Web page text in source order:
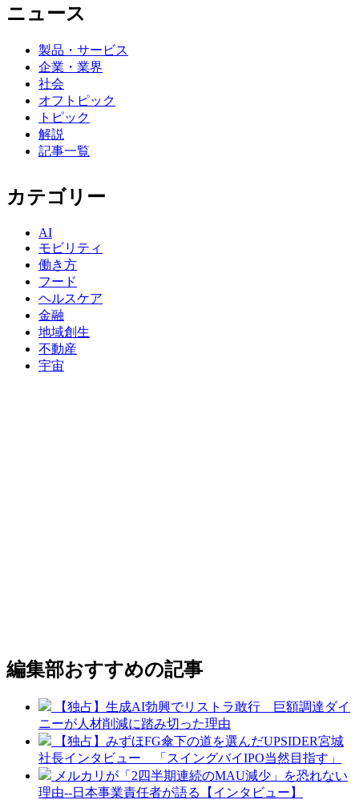
ニュース
製品・サービス
企業・業界
社会
オフトピック
トピック
解説
記事一覧
カテゴリー
AI
モビリティ
働き方
フード
ヘルスケア
金融
地域創生
不動産
宇宙
編集部おすすめの記事
【独占】生成AI勃興でリストラ敢行 巨額調達ダイ
ニーが人材削減に踏み切った理由
【独占】みずほFG傘下の道を選んだUPSIDER宮城
社長インタビュー 「スイングバイIPO当然目指す」
メルカリが「2四半期連続のMAU減少」を恐れない
理由--日本事業責任者が語る【インタビュー】